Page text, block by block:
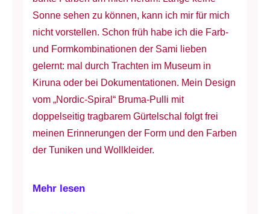
Blau
&
Orange
Menge
Sonne sehen zu können, kann ich mir für mich
nicht vorstellen. Schon früh habe ich die Farb-
und Formkombinationen der Sami lieben
gelernt: mal durch Trachten im Museum in
Kiruna oder bei Dokumentationen. Mein Design
vom „Nordic-Spiral“ Bruma-Pulli mit
doppelseitig tragbarem Gürtelschal folgt frei
meinen Erinnerungen der Form und den Farben
der Tuniken und Wollkleider.
Mehr lesen